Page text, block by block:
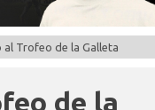
al Trofeo de la Galleta
de la